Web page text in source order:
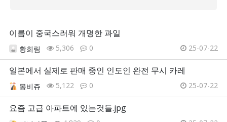
이름이 중국스러워 개명한 과일
황희림 5,306 0 25-07-22
일본에서 실제로 판매 중인 인도인 완전 무시 카레
몽비쥬 5,122 0 25-07-22
요즘 고급 아파트에 있는것들.jpg